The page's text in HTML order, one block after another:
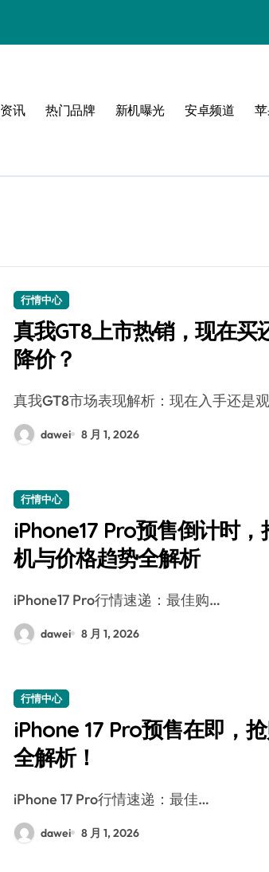
资讯 热门品牌 新机曝光 安卓频道
行情中心
真我GT8上市热销，现在买
降价？
真我GT8市场表现解析：现在入手还是
dawei 8 月 1, 2026
行情中心
iPhone17 Pro预售倒计时，
机与价格趋势全解析
iPhone17 Pro行情速递：最佳购…
dawei 8 月 1, 2026
行情中心
iPhone 17 Pro预售在即，
全解析！
iPhone 17 Pro行情速递：最佳…
dawei 8 月 1, 2026